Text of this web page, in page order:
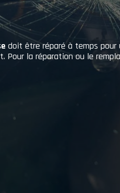
doit être réparé à temps
Pour la réparation ou le